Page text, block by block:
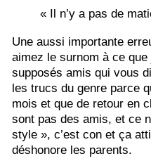
« Il n’y a pas de
Une aussi importante
aimez le surnom à ce
supposés amis qui vous
les trucs du genre parce
mois et que de retour en
sont pas des amis, et ce
style », c’est con et ça
déshonore les parents.